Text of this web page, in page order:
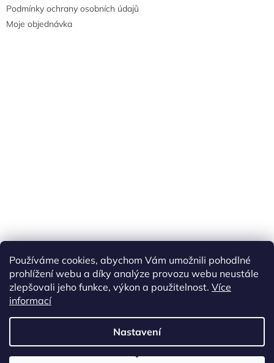
Používáme cookies, abychom Vám umožnili pohodlné
prohlížení webu a díky analýze provozu webu neustále
zlepšovali jeho funkce, výkon a použitelnost. Více
informací
Nastavení
Podmínky ochrany osobních údajů
Moje objednávka
Tisíce výdejních míst po celé ČR
Vytvořil Shoptet
Copyright 2026akarazoo.cz. Všechna práva vyhrazena.Upravit